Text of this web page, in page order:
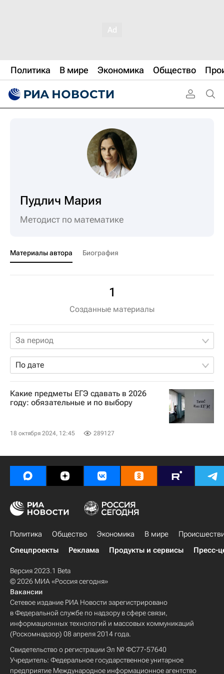
Политика В мире Экономика Общество
Пудлич Мария
Методист по математике
Материалы автора Биография
1
Созданные материалы
За период
По дате
Какие предметы ЕГЭ сдавать в 2026
году: обязательные и по выбору
18 октября 2024, 12:45 289127
Политика Общество Экономика В мире
Спецпроекты
Реклама Продукты и сервисы Пресс-
Версия 2023.1 Beta
© 2026 МИА «Россия сегодня»
Вакансии
Сетевое издание РИА Новости зарегистрировано
в Федеральной службе по надзору в сфере связи,
информационных технологий и массовых коммуникаций
(Роскомнадзор) 08 апреля 2014 года.
Свидетельство о регистрации Эл № ФС77-57640
Учредитель: Федеральное государственное унитарное
предприятие Международное информационное агентство